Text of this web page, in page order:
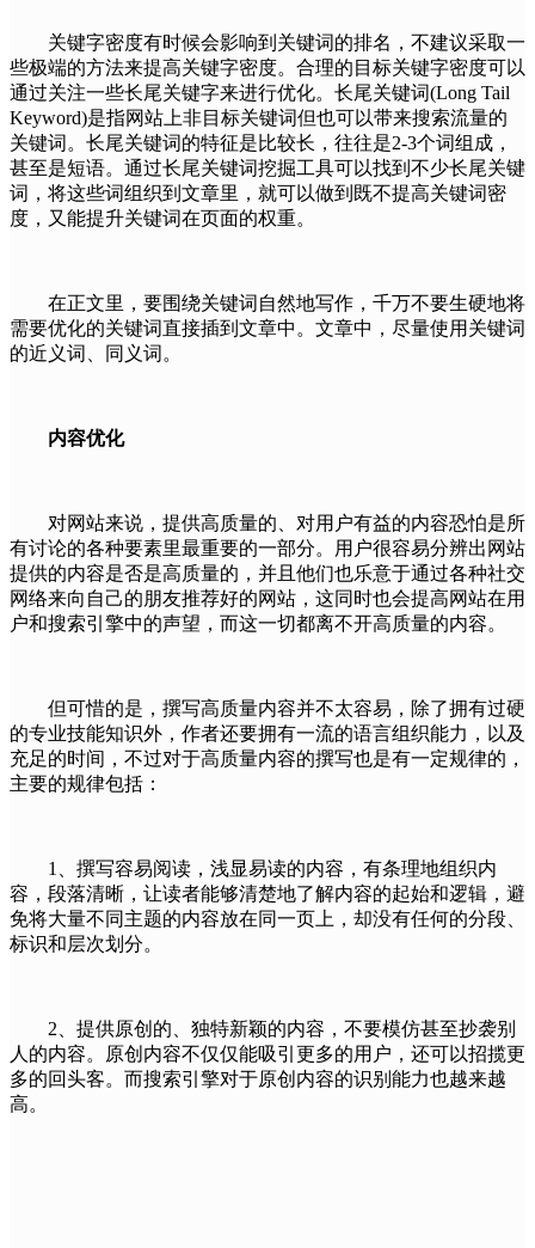
关键字密度有时候会影响到关键词的排名，不建议采取一
些极端的方法来提高关键字密度。合理的目标关键字密度可以
通过关注一些长尾关键字来进行优化。长尾关键词(Long Tail
Keyword)是指网站上非目标关键词但也可以带来搜索流量的
关键词。长尾关键词的特征是比较长，往往是2-3个词组成，
甚至是短语。通过长尾关键词挖掘工具可以找到不少长尾关键
词，将这些词组织到文章里，就可以做到既不提高关键词密
度，又能提升关键词在页面的权重。
在正文里，要围绕关键词自然地写作，千万不要生硬地将
需要优化的关键词直接插到文章中。文章中，尽量使用关键词
的近义词、同义词。
内容优化
对网站来说，提供高质量的、对用户有益的内容恐怕是所
有讨论的各种要素里最重要的一部分。用户很容易分辨出网站
提供的内容是否是高质量的，并且他们也乐意于通过各种社交
网络来向自己的朋友推荐好的网站，这同时也会提高网站在用
户和搜索引擎中的声望，而这一切都离不开高质量的内容。
但可惜的是，撰写高质量内容并不太容易，除了拥有过硬
的专业技能知识外，作者还要拥有一流的语言组织能力，以及
充足的时间，不过对于高质量内容的撰写也是有一定规律的，
主要的规律包括：
1、撰写容易阅读，浅显易读的内容，有条理地组织内
容，段落清晰，让读者能够清楚地了解内容的起始和逻辑，避
免将大量不同主题的内容放在同一页上，却没有任何的分段、
标识和层次划分。
2、提供原创的、独特新颖的内容，不要模仿甚至抄袭别
人的内容。原创内容不仅仅能吸引更多的用户，还可以招揽更
多的回头客。而搜索引擎对于原创内容的识别能力也越来越
高。